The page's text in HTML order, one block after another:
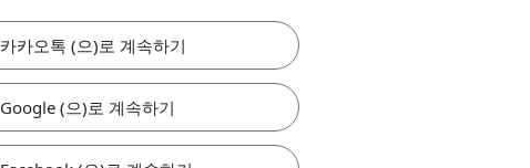
카카오톡 (으)로 계속하기
Google (으)로 계속하기